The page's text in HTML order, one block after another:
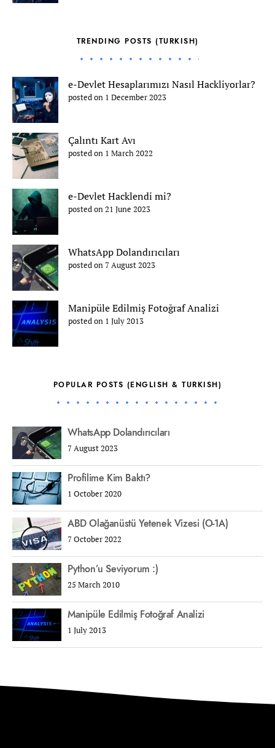
TRENDING POSTS (TURKISH)
e-Devlet Hesaplarımızı Nasıl Hackliyorlar?
posted on 1 December 2023
Çalıntı Kart Avı
posted on 1 March 2022
e-Devlet Hacklendi mi?
posted on 21 June 2023
WhatsApp Dolandırıcıları
posted on 7 August 2023
Manipüle Edilmiş Fotoğraf Analizi
posted on 1 July 2013
POPULAR POSTS (ENGLISH & TURKISH)
WhatsApp Dolandırıcıları
7 August 2023
Profilime Kim Baktı?
1 October 2020
ABD Olağanüstü Yetenek Vizesi (O-1A)
7 October 2022
Python’u Seviyorum :)
25 March 2010
Manipüle Edilmiş Fotoğraf Analizi
1 July 2013